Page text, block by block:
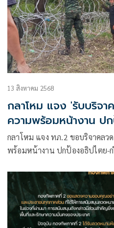
13 สิงหาคม 2568
กลาโหม แจง 'รับบริจ
ความพร้อมหน้างาน ป
ท่วงที
กลาโหม แจง ทภ.2 ขอบริจาคลว
พร้อมหน้างาน ปกป้องอธิปไตย-